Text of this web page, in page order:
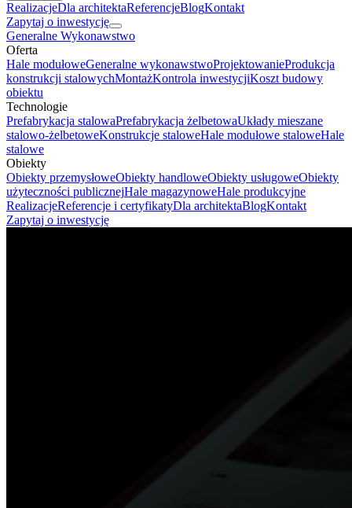
RealizacjeDla architektaReferencjeBlogKontakt
Zapytaj o inwestycję
Generalne Wykonawstwo
Oferta
Hale modułoweGeneralne wykonawstwoProjektowanieProdukcja
konstrukcji stalowychMontażKontrola inwestycjiKoszt budowy
obiektu
Technologie
Prefabrykacja stalowaPrefabrykacja żelbetowaUkłady mieszane
stalowo-żelbetoweKonstrukcje staloweHale modułowe staloweHale
stalowe
Obiekty
Obiekty przemysłoweObiekty handloweObiekty usługoweObiekty
użyteczności publicznejHale magazynoweHale produkcyjne
RealizacjeReferencje i certyfikatyDla architektaBlogKontakt
Zapytaj o inwestycję